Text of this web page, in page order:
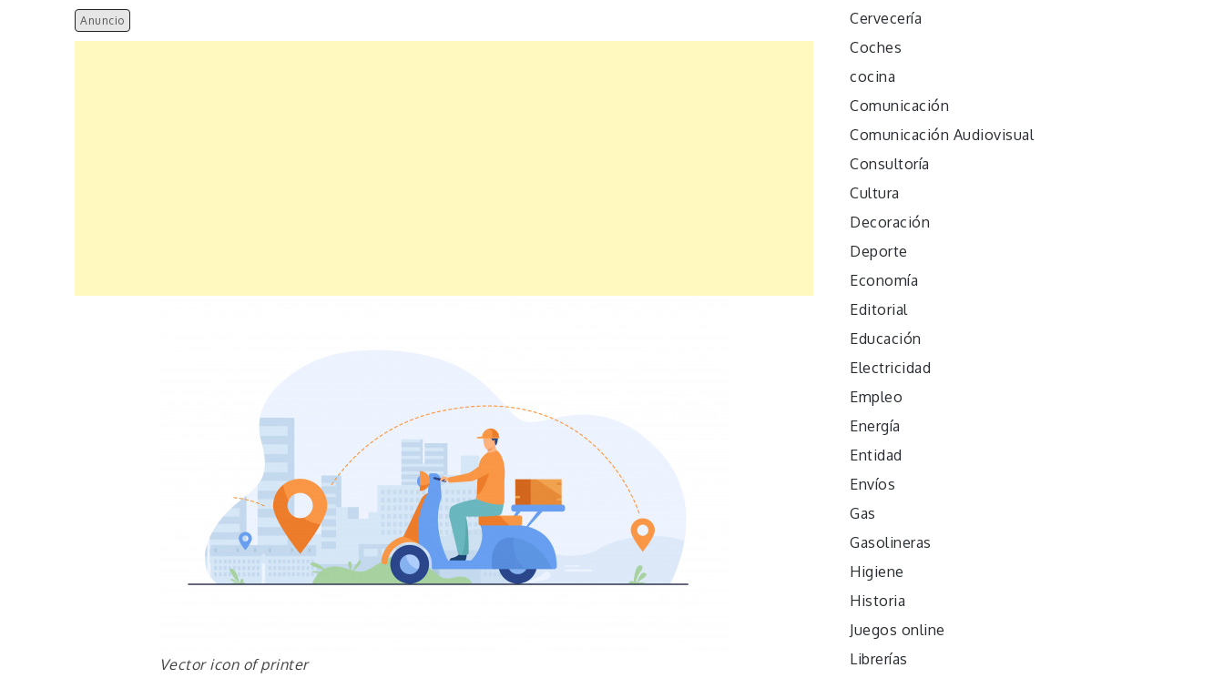
Anuncio
Vector icon of printer
Cervecería
Coches
cocina
Comunicación
Comunicación Audiovisual
Consultoría
Cultura
Decoración
Deporte
Economía
Editorial
Educación
Electricidad
Empleo
Energía
Entidad
Envíos
Gas
Gasolineras
Higiene
Historia
Juegos online
Librerías